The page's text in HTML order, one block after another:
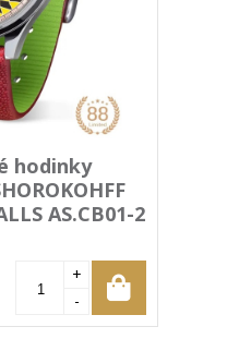
hodinky
AS.CB01-2
+
-